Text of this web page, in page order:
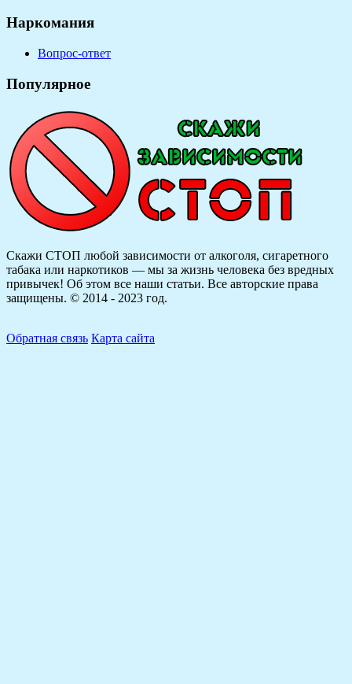
Наркомания
Вопрос-ответ
Популярное
Скажи СТОП любой зависимости от алкоголя, сигаретного
табака или наркотиков — мы за жизнь человека без вредных
привычек! Об этом все наши статьи. Все авторские права
защищены. © 2014 - 2023 год.
Обратная связь Карта сайта